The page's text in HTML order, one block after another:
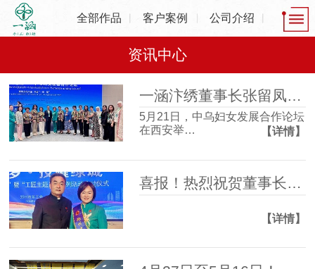
全部作品 客户案例 公司介绍
资讯中心
一涵汴绣董事长张留凤出席中乌妇女发展合作论坛，共话非遗产业发展新机遇
5月21日，中乌妇女发展合作论坛
在西安举…
【详情】
喜报！热烈祝贺董事长张留凤荣获2025年度“郑州大工匠”
【详情】